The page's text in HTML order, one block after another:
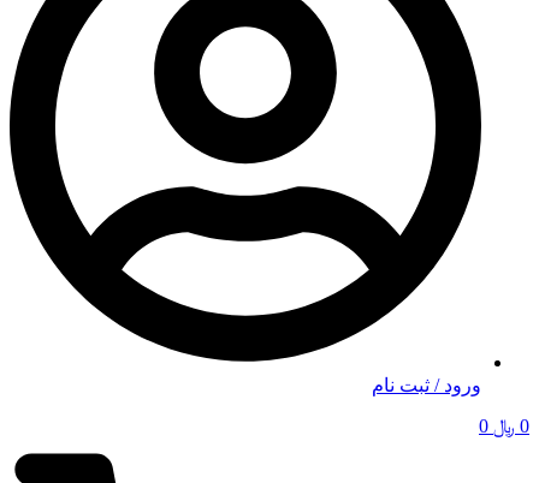
ورود / ثبت نام
0 ﷼ 0